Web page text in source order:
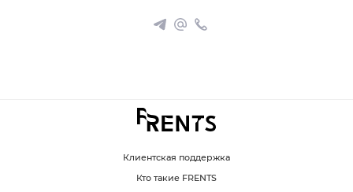
Клиентская поддержка
Кто такие FRENTS